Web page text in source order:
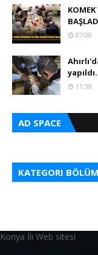
KOMEK
07:00
yapıldı.
11:38
AD SPACE
KATEGORI
Konya İli Web sitesi